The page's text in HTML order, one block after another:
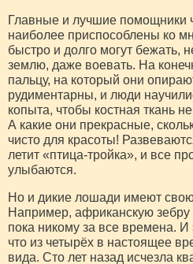
Главные и лучшие
наиболее приспособлены ко
быстро и долго могут бежать,
землю, даже воевать. На
пальцу, на который они
рудиментарны, и люди
копыта, чтобы костная ткань
А какие они прекрасные,
чисто для красоты!
летит «птица-тройка», и все
улыбаются.
Но и дикие лошади имеют
Например, африканскую зебру
пока никому за все времена. И
что из четырёх в настоящее
вида. Сто лет назад исчезла